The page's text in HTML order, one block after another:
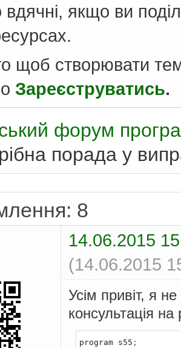
якщо ви
щоб створювати
Зареєструватись.
форум
порада у
8
14.06.2015
(14.06.2015
Усім привіт, я
консультація
program s55 ;